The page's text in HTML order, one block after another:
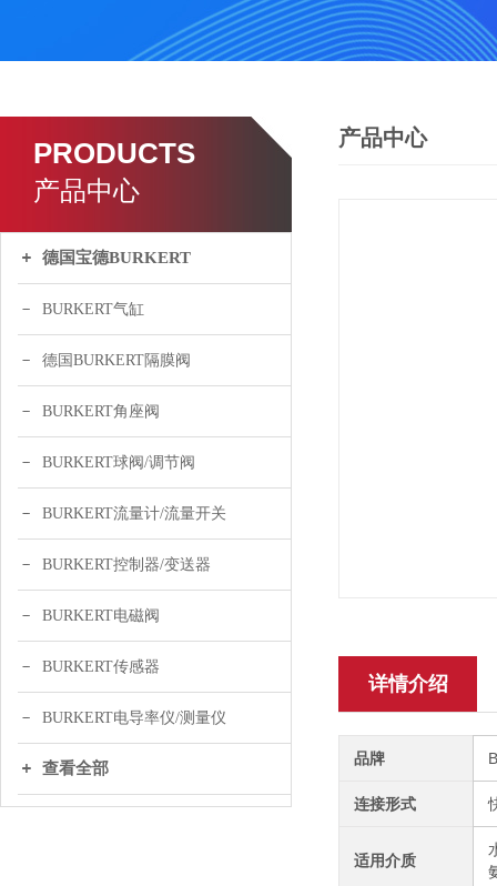
PRODUCTS
产品中心
德国宝德BURKERT
BURKERT气缸
德国BURKERT隔膜阀
BURKERT角座阀
BURKERT球阀/调节阀
BURKERT流量计/流量开关
BURKERT控制器/变送器
BURKERT电磁阀
BURKERT传感器
BURKERT电导率仪/测量仪
查看全部
产品中心
详情介绍
品牌
连接形式
适用介质